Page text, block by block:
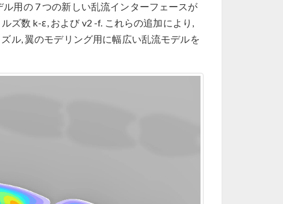
用の 7 つの新しい乱流インターフェースが
ズ数 k-ε, および v2 -f. これらの追加により,
ル, 翼のモデリング用に幅広い乱流モデルを